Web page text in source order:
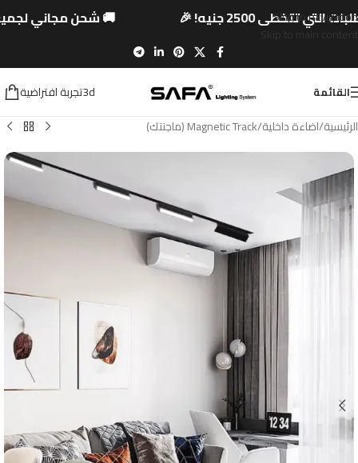
🚚 شحن مجاني لجميع تتخطى 2500 جنيه! 🎉
Skip to navigation
Skip to main content
القائمة
3dتجربة افتراضية
الرئيسية/اضاءة داخلية/Magnetic Track (ماجنتك)